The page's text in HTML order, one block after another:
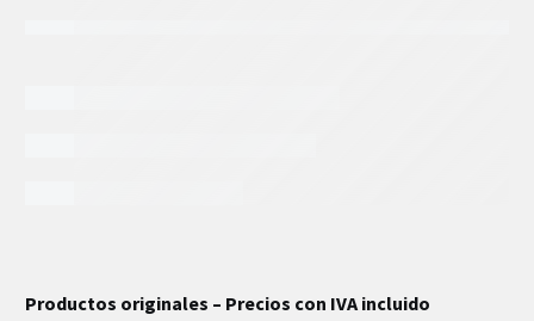
Productos originales – Precios con IVA incluido